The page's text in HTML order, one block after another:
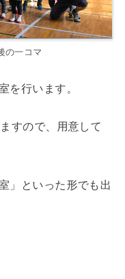
の一コマ
を行います。
すので、用意して
」といった形でも出